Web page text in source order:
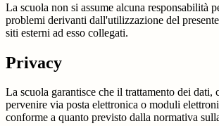
La scuola non si assume alcuna responsabilità
problemi derivanti dall'utilizzazione del
siti esterni ad esso collegati.
Privacy
La scuola garantisce che il trattamento dei dati,
pervenire via posta elettronica o moduli
conforme a quanto previsto dalla normativa